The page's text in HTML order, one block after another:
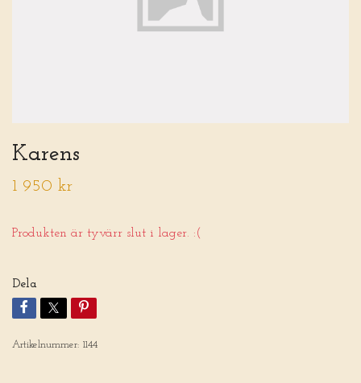
Karens
1 950 kr
Produkten är tyvärr slut i lager. :(
Dela
Artikelnummer: 1144